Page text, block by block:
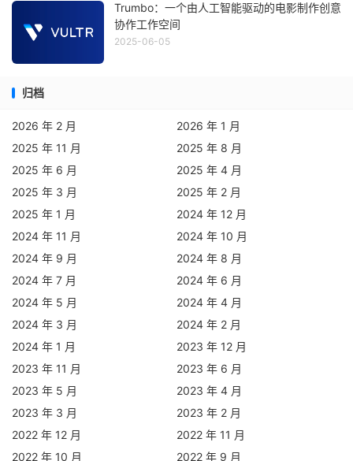
Trumbo：一个由人工智能驱动的电影制作创意
协作工作空间
2025-06-05
归档
2026 年 2 月
2026 年 1 月
2025 年 11 月
2025 年 8 月
2025 年 6 月
2025 年 4 月
2025 年 3 月
2025 年 2 月
2025 年 1 月
2024 年 12 月
2024 年 11 月
2024 年 10 月
2024 年 9 月
2024 年 8 月
2024 年 7 月
2024 年 6 月
2024 年 5 月
2024 年 4 月
2024 年 3 月
2024 年 2 月
2024 年 1 月
2023 年 12 月
2023 年 11 月
2023 年 6 月
2023 年 5 月
2023 年 4 月
2023 年 3 月
2023 年 2 月
2022 年 12 月
2022 年 11 月
2022 年 10 月
2022 年 9 月